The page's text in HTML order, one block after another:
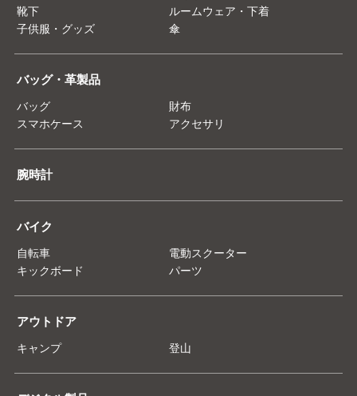
靴下
ルームウェア・下着
子供服・グッズ
傘
バッグ・革製品
バッグ
財布
スマホケース
アクセサリ
腕時計
バイク
自転車
電動スクーター
キックボード
パーツ
アウトドア
キャンプ 登山